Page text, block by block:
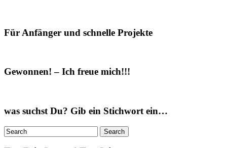
Für Anfänger und schnelle Projekte
Gewonnen! – Ich freue mich!!!
was suchst Du? Gib ein Stichwort ein…